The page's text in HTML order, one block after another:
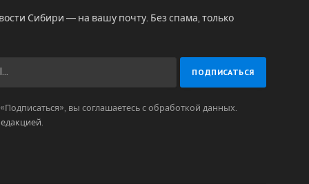
Сибири — на вашу почту. Без спама, только
вы соглашаетесь с обработкой данных.